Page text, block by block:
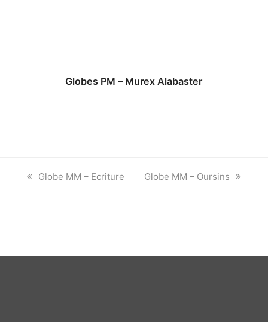
Globes PM – Murex Alabaster
previous
Globe MM – Ecriture
next
Globe MM – Oursins